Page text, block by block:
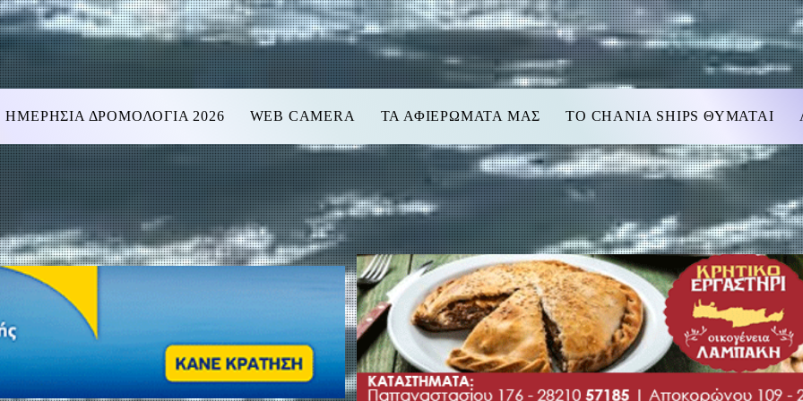
ΗΜΕΡΗΣΙΑ ΔΡΟΜΟΛΟΓΙΑ 2026 WEB CAMERA ΤΑ ΑΦΙΕΡΩΜΑΤΑ ΜΑΣ TO CHANIA SHIPS ΘΥΜΑΤΑΙ